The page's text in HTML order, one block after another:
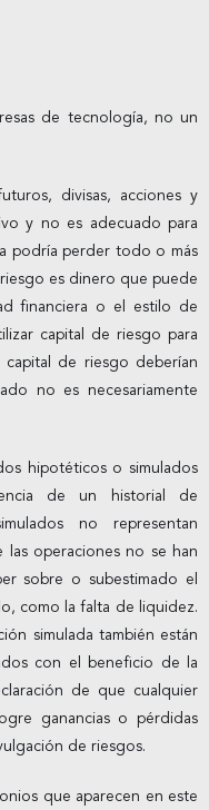
de tecnología, no un
divisas, acciones y
y no es adecuado para
podría perder todo o más
es dinero que puede
financiera o el estilo de
capital de riesgo para
de riesgo deberían
no es necesariamente
hipotéticos o simulados
de un historial de
no representan
las operaciones no se han
sobre o subestimado el
como la falta de liquidez.
simulada también están
con el beneficio de la
de que cualquier
ganancias o pérdidas
de riesgos.
que aparecen en este